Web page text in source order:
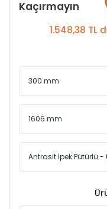
Kaçırmayın
1.548,38 TL